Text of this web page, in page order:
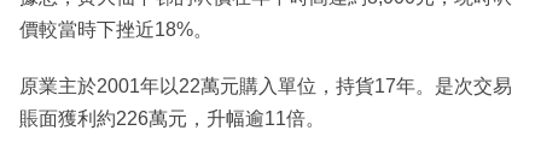
價較當時下挫近18%。
原業主於2001年以22萬元購入單位，持貨17年。是次交易
賬面獲利約226萬元，升幅逾11倍。